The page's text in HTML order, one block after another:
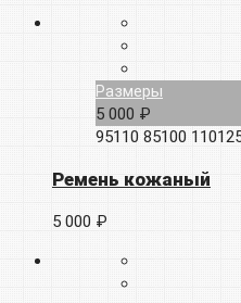
Размеры
5 000 ₽
95110 85100
Ремень кожаный
5 000 ₽